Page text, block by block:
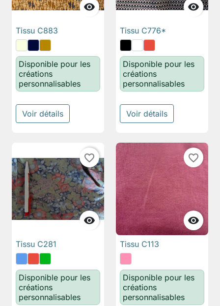

Tissu C883
Disponible pour les
créations
personnalisables
Voir détails

Tissu C776*
Disponible pour les
créations
personnalisables
Voir détails

favorite_border
Tissu C281
Disponible pour les
créations
personnalisables

favorite_border
Tissu C113
Disponible pour les
créations
personnalisables